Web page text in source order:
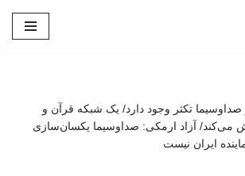
تکثر وجود دارد/ یک شبکه‌ قرآن و
آزاد ارمکی: صداوسیما یکسان‌سازی
ایران نیست